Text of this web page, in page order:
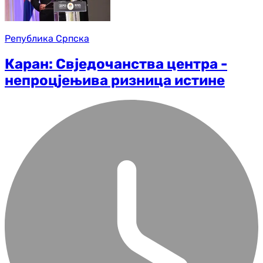
Република Српска
Каран: Свједочанства центра -
непроцјењива ризница истине